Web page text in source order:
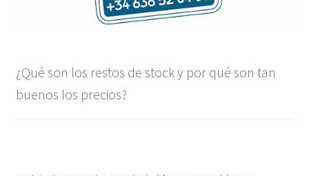
¿Qué son los restos de stock y por qué son tan
buenos los precios?